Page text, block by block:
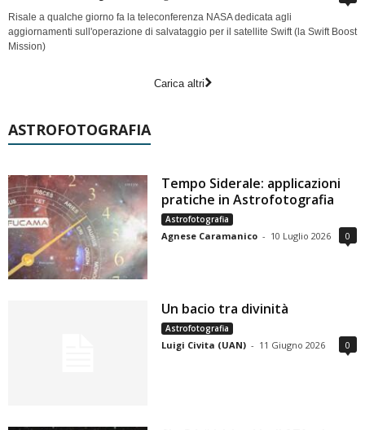
Risale a qualche giorno fa la teleconferenza NASA dedicata agli
aggiornamenti sull'operazione di salvataggio per il satellite Swift (la Swift Boost
Mission)
Carica altri
ASTROFOTOGRAFIA
Tempo Siderale: applicazioni
pratiche in Astrofotografia
Astrofotografia
Agnese Caramanico - 10 Luglio 2026 0
Un bacio tra divinità
Astrofotografia
Luigi Civita (UAN) - 11 Giugno 2026 0